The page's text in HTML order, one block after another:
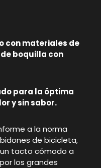
con materiales de
boquilla con
para la óptima
y sin sabor.
a la norma
de bicicleta,
tacto cómodo a
los grandes